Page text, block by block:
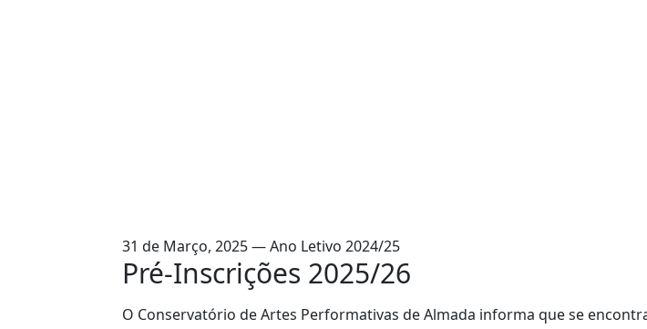
31 de Março, 2025 — Ano Letivo 2024/25
Pré-Inscrições 2025/26
O Conservatório de Artes Performativas de Almada informa que se